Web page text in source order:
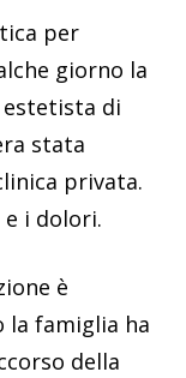
per
giorno la
estetista di
stata
privata.
i dolori.
è
la famiglia ha
della